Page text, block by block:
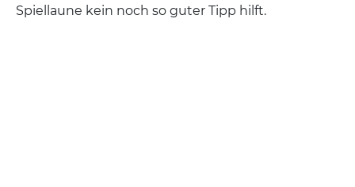
Spiellaune kein noch so guter Tipp hilft.